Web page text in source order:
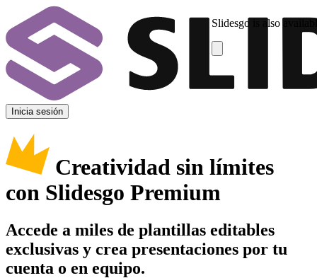
Slidesgo is also
Inicia sesión
Creatividad sin límites
con Slidesgo Premium
Accede a miles de plantillas editables
exclusivas y crea presentaciones por tu
cuenta o en equipo.